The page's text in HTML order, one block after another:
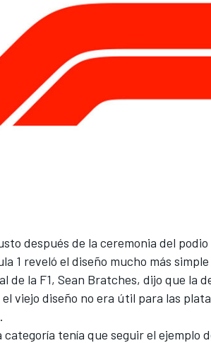
después de la ceremonia del
1 reveló el diseño mucho más
de la F1, Sean Bratches, dijo que la
viejo diseño no era útil para las
categoría tenía que seguir el ejemplo